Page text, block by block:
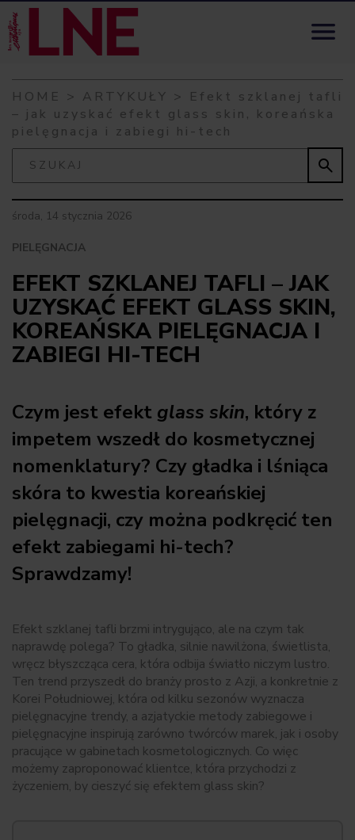
Skip to content

HOME > ARTYKUŁY > Efekt szklanej tafli
– jak uzyskać efekt glass skin, koreańska
pielęgnacja i zabiegi hi-tech

środa, 14 stycznia 2026
PIELĘGNACJA
EFEKT SZKLANEJ TAFLI – JAK
UZYSKAĆ EFEKT GLASS SKIN,
KOREAŃSKA PIELĘGNACJA I
ZABIEGI HI-TECH
Czym jest efekt glass skin, który z
impetem wszedł do kosmetycznej
nomenklatury? Czy gładka i lśniąca
skóra to kwestia koreańskiej
pielęgnacji, czy można podkręcić ten
efekt zabiegami hi-tech?
Sprawdzamy!
Efekt szklanej tafli brzmi intrygująco, ale na czym tak
naprawdę polega? To gładka, silnie nawilżona, świetlista,
wręcz błyszcząca cera, która odbija światło niczym lustro.
Ten trend przyszedł do branży prosto z Azji, a konkretnie z
Korei Południowej, która od kilku sezonów wyznacza
pielęgnacyjne trendy, a azjatyckie metody zabiegowe i
pielęgnacyjne inspirują zarówno twórców marek, jak i osoby
pracujące w gabinetach kosmetologicznych. Co więc
możemy zaproponować klientce, która przychodzi z
życzeniem, by cieszyć się efektem glass skin?